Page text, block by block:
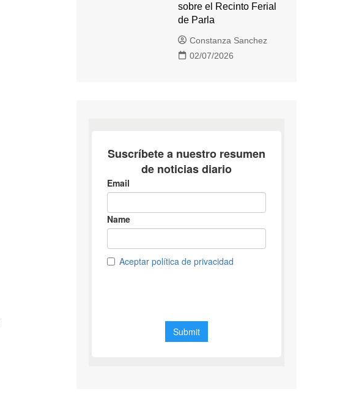
sobre el Recinto Ferial
de Parla
Constanza Sanchez
02/07/2026